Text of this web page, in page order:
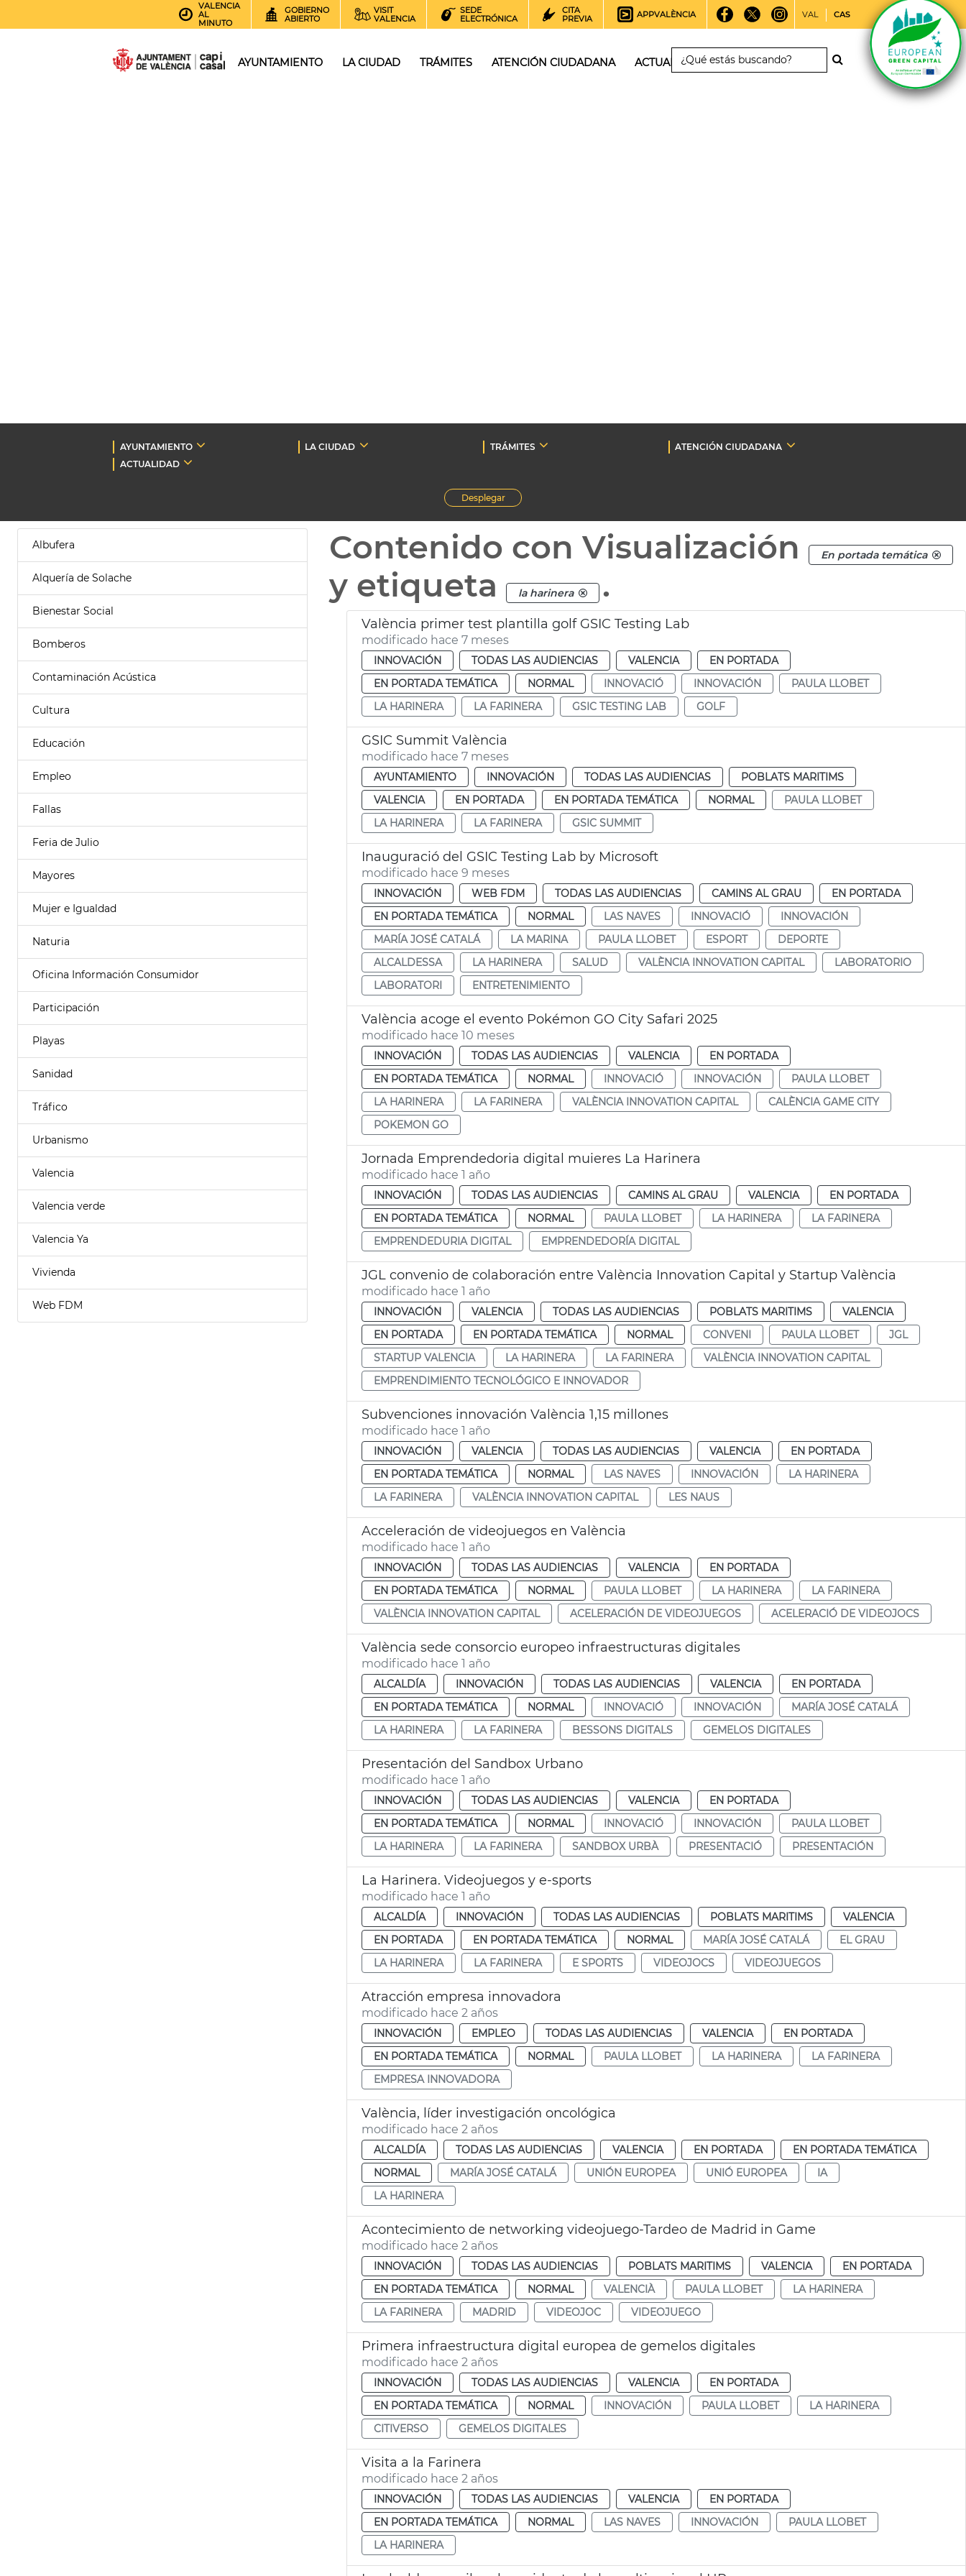
VALENCIA
AL
MINUTO
GOBIERNO
ABIERTO
VISIT
VALENCIA
SEDE
ELECTRÓNICA
CITA
PREVIA
APPVALÈNCIA VAL CAS
AYUNTAMIENTO LA CIUDAD TRÁMITES ATENCIÓN CIUDADANA ACTUALIDAD
AYUNTAMIENTO LA CIUDAD TRÁMITES
ATENCIÓN CIUDADANA
ACTUALIDAD
Desplegar
Albufera
Alquería de Solache
Bienestar Social
Bomberos
Contaminación Acústica
Cultura
Educación
Empleo
Fallas
Feria de Julio
Mayores
Mujer e Igualdad
Naturia
Oficina Información Consumidor
Participación
Playas
Sanidad
Tráfico
Urbanismo
Valencia
Valencia verde
Valencia Ya
Vivienda
Web FDM
Contenido con Visualización En portada temática
y etiqueta la harinera .
València primer test plantilla golf GSIC Testing Lab
modificado hace 7 meses
INNOVACIÓN TODAS LAS AUDIENCIAS VALENCIA
EN PORTADA
EN PORTADA TEMÁTICA
NORMAL INNOVACIÓ INNOVACIÓN
PAULA LLOBET
LA HARINERA
LA FARINERA GSIC TESTING LAB GOLF
GSIC Summit València
modificado hace 7 meses
AYUNTAMIENTO INNOVACIÓN TODAS LAS AUDIENCIAS
POBLATS MARITIMS
VALENCIA
EN PORTADA EN PORTADA TEMÁTICA NORMAL
PAULA LLOBET
LA HARINERA
LA FARINERA GSIC SUMMIT
Inauguració del GSIC Testing Lab by Microsoft
modificado hace 9 meses
INNOVACIÓN WEB FDM TODAS LAS AUDIENCIAS CAMINS AL GRAU
EN PORTADA
EN PORTADA TEMÁTICA
NORMAL LAS NAVES INNOVACIÓ
INNOVACIÓN
MARÍA JOSÉ CATALÁ
LA MARINA PAULA LLOBET ESPORT
DEPORTE
ALCALDESSA
LA HARINERA SALUD VALÈNCIA INNOVATION CAPITAL
LABORATORIO
LABORATORI
ENTRETENIMIENTO
València acoge el evento Pokémon GO City Safari 2025
modificado hace 10 meses
INNOVACIÓN TODAS LAS AUDIENCIAS VALENCIA
EN PORTADA
EN PORTADA TEMÁTICA
NORMAL INNOVACIÓ INNOVACIÓN
PAULA LLOBET
LA HARINERA
LA FARINERA VALÈNCIA INNOVATION CAPITAL
CALÈNCIA GAME CITY
POKEMON GO
Jornada Emprendedoria digital muieres La Harinera
modificado hace 1 año
INNOVACIÓN TODAS LAS AUDIENCIAS CAMINS AL GRAU VALENCIA
EN PORTADA
EN PORTADA TEMÁTICA
NORMAL PAULA LLOBET LA HARINERA
LA FARINERA
EMPRENDEDURIA DIGITAL
EMPRENDEDORÍA DIGITAL
JGL convenio de colaboración entre València Innovation Capital y Startup València
modificado hace 1 año
INNOVACIÓN VALENCIA TODAS LAS AUDIENCIAS POBLATS MARITIMS
VALENCIA
EN PORTADA
EN PORTADA TEMÁTICA NORMAL CONVENI PAULA LLOBET
JGL
STARTUP VALENCIA
LA HARINERA LA FARINERA
VALÈNCIA INNOVATION CAPITAL
EMPRENDIMIENTO TECNOLÓGICO E INNOVADOR
Subvenciones innovación València 1,15 millones
modificado hace 1 año
INNOVACIÓN VALENCIA TODAS LAS AUDIENCIAS VALENCIA
EN PORTADA
EN PORTADA TEMÁTICA
NORMAL LAS NAVES INNOVACIÓN
LA HARINERA
LA FARINERA
VALÈNCIA INNOVATION CAPITAL LES NAUS
Acceleración de videojuegos en València
modificado hace 1 año
INNOVACIÓN TODAS LAS AUDIENCIAS VALENCIA
EN PORTADA
EN PORTADA TEMÁTICA
NORMAL PAULA LLOBET LA HARINERA
LA FARINERA
VALÈNCIA INNOVATION CAPITAL
ACELERACIÓN DE VIDEOJUEGOS ACELERACIÓ DE VIDEOJOCS
València sede consorcio europeo infraestructuras digitales
modificado hace 1 año
ALCALDÍA INNOVACIÓN TODAS LAS AUDIENCIAS VALENCIA
EN PORTADA
EN PORTADA TEMÁTICA
NORMAL INNOVACIÓ INNOVACIÓN
MARÍA JOSÉ CATALÁ
LA HARINERA
LA FARINERA BESSONS DIGITALS GEMELOS DIGITALES
Presentación del Sandbox Urbano
modificado hace 1 año
INNOVACIÓN TODAS LAS AUDIENCIAS VALENCIA
EN PORTADA
EN PORTADA TEMÁTICA
NORMAL INNOVACIÓ INNOVACIÓN
PAULA LLOBET
LA HARINERA
LA FARINERA SANDBOX URBÀ PRESENTACIÓ PRESENTACIÓN
La Harinera. Videojuegos y e-sports
modificado hace 1 año
ALCALDÍA INNOVACIÓN TODAS LAS AUDIENCIAS POBLATS MARITIMS
VALENCIA
EN PORTADA
EN PORTADA TEMÁTICA NORMAL MARÍA JOSÉ CATALÁ
EL GRAU
LA HARINERA
LA FARINERA E SPORTS VIDEOJOCS VIDEOJUEGOS
Atracción empresa innovadora
modificado hace 2 años
INNOVACIÓN EMPLEO TODAS LAS AUDIENCIAS VALENCIA
EN PORTADA
EN PORTADA TEMÁTICA
NORMAL PAULA LLOBET LA HARINERA
LA FARINERA
EMPRESA INNOVADORA
València, líder investigación oncológica
modificado hace 2 años
ALCALDÍA TODAS LAS AUDIENCIAS VALENCIA EN PORTADA
EN PORTADA TEMÁTICA
NORMAL
MARÍA JOSÉ CATALÁ UNIÓN EUROPEA UNIÓ EUROPEA
IA
LA HARINERA
Acontecimiento de networking videojuego-Tardeo de Madrid in Game
modificado hace 2 años
INNOVACIÓN TODAS LAS AUDIENCIAS POBLATS MARITIMS VALENCIA
EN PORTADA
EN PORTADA TEMÁTICA
NORMAL VALENCIÀ PAULA LLOBET
LA HARINERA
LA FARINERA
MADRID VIDEOJOC VIDEOJUEGO
Primera infraestructura digital europea de gemelos digitales
modificado hace 2 años
INNOVACIÓN TODAS LAS AUDIENCIAS VALENCIA
EN PORTADA
EN PORTADA TEMÁTICA
NORMAL INNOVACIÓN PAULA LLOBET
LA HARINERA
CITIVERSO
GEMELOS DIGITALES
Visita a la Farinera
modificado hace 2 años
INNOVACIÓN TODAS LAS AUDIENCIAS VALENCIA
EN PORTADA
EN PORTADA TEMÁTICA
NORMAL LAS NAVES INNOVACIÓN
PAULA LLOBET
LA HARINERA